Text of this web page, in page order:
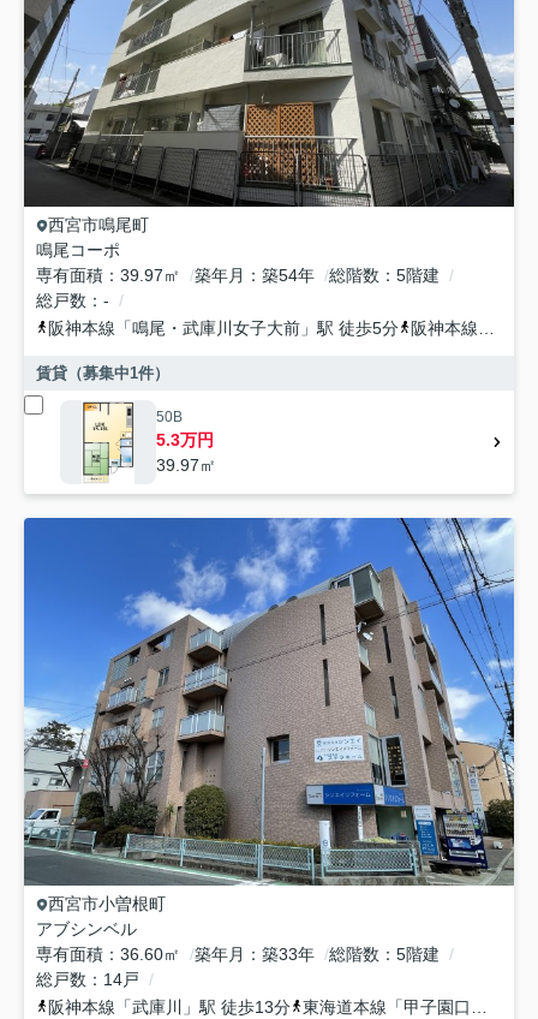
西宮市鳴尾町
鳴尾コーポ
専有面積
39.97㎡ 築年月 築54年 総階数
5階建
総戸数
-
阪神本線 「鳴尾・武庫川女子大前 」駅 徒歩5分 阪神本線「
賃貸（募集中1件）
50B
5.3万円
39.97㎡
西宮市小曽根町
アブシンベル
専有面積
36.60㎡ 築年月 築33年 総階数
5階建
総戸数
14戸
阪神本線 「武庫川 」駅 徒歩13分 東海道本線 「甲子園口 」駅 徒